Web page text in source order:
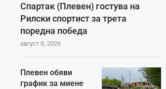
Спартак (Плевен) гостува на
Рилски спортист за трета
поредна победа
август 8, 2026
Плевен обяви
график за миене